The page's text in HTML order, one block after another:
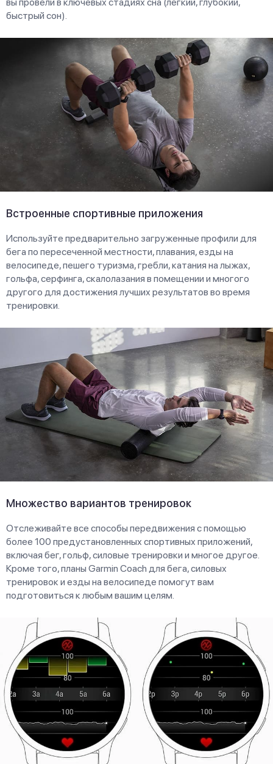
быстрый сон).
Встроенные спортивные приложения
Используйте предварительно загруженные профили для
бега по пересеченной местности, плавания, езды на
велосипеде, пешего туризма, гребли, катания на лыжах,
гольфа, серфинга, скалолазания в помещении и многого
другого для достижения лучших результатов во время
тренировки.
Множество вариантов тренировок
Отслеживайте все способы передвижения с помощью
более 100 предустановленных спортивных приложений,
включая бег, гольф, силовые тренировки и многое другое.
Кроме того, планы Garmin Coach для бега, силовых
тренировок и езды на велосипеде помогут вам
подготовиться к любым вашим целям.